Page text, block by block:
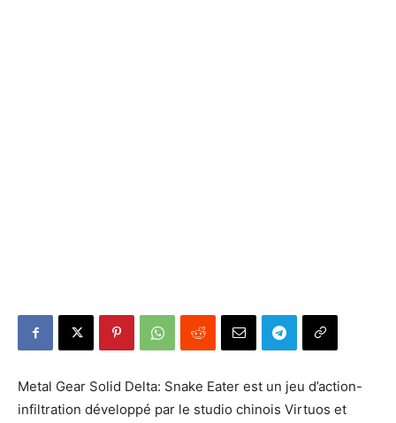
Metal Gear Solid Delta: Snake Eater est un jeu d’action-
infiltration développé par le studio chinois Virtuos et